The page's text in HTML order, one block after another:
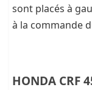
sont placés à
à la commande
HONDA CRF